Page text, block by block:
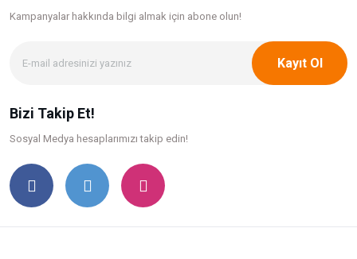
Kampanyalar hakkında bilgi almak için abone olun!
Kayıt Ol
Bizi Takip Et!
Sosyal Medya hesaplarımızı takip edin!